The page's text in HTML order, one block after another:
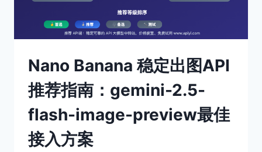
Nano Banana 稳定出图API
推荐指南：gemini-2.5-
flash-image-preview最佳
接入方案